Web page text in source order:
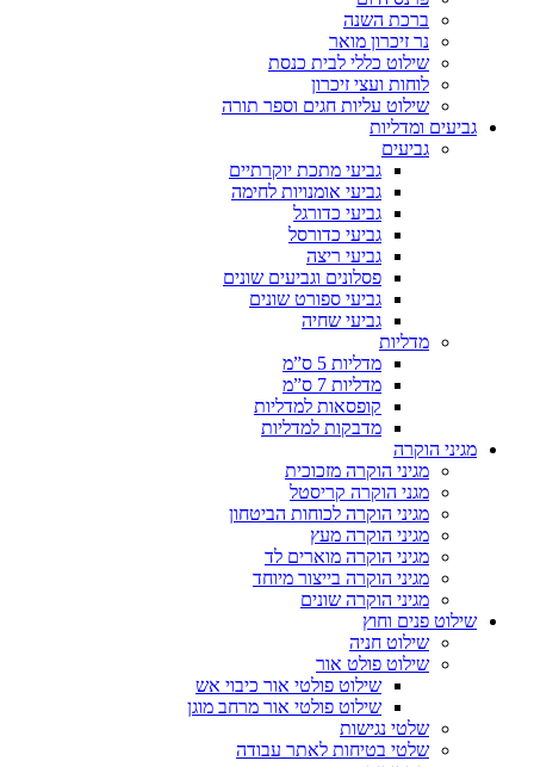
ברכת השנה
נר זיכרון מואר
שילוט כללי לבית כנסת
לוחות ועצי זיכרון
שילוט עליות חגים וספר תורה
גביעים ומדליות
גביעים
גביעי מתכת יוקרתיים
גביעי אומנויות לחימה
גביעי כדורגל
גביעי כדורסל
גביעי ריצה
פסלונים וגביעים שונים
גביעי ספורט שונים
גביעי שחיה
מדליות
מדליות 5 ס”מ
מדליות 7 ס”מ
קופסאות למדליות
מדבקות למדליות
מגיני הוקרה
מגיני הוקרה מזכוכית
מגני הוקרה קריסטל
מגיני הוקרה לכוחות הביטחון
מגיני הוקרה מעץ
מגיני הוקרה מוארים לד
מגיני הוקרה בייצור מיוחד
מגיני הוקרה שונים
שילוט פנים וחוץ
שילוט חניה
שילוט פולט אור
שילוט פולטי אור כיבוי אש
שילוט פולטי אור מרחב מוגן
שלטי נגישות
שלטי בטיחות לאתר עבודה